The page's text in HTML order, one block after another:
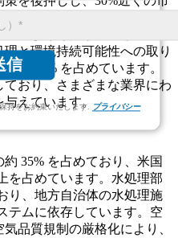
信
持をお約束いたします. プライバシー
ア太平洋地域は総需要の約
により導入が増加してい
と環境持続可能性への取り
約 10% を占めています。
おり、さまざまな業界にわ
与えています。
35% を占めており、米国
を占めています。水処理部
り、地方自治体の水処理施
テムに依存しています。空
品質規制の厳格化により、